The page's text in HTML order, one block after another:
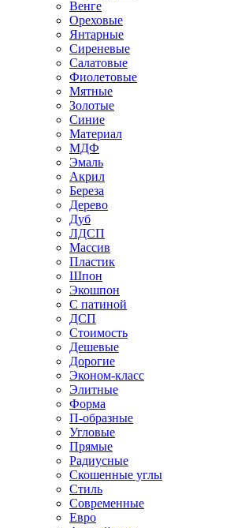
Венге
Ореховые
Янтарные
Сиреневые
Салатовые
Фиолетовые
Мятные
Золотые
Синие
Материал
МДФ
Эмаль
Акрил
Береза
Дерево
Дуб
ЛДСП
Массив
Пластик
Шпон
Экошпон
С патиной
ДСП
Стоимость
Дешевые
Дорогие
Эконом-класс
Элитные
Форма
П-образные
Угловые
Прямые
Радиусные
Скошенные углы
Стиль
Современные
Евро